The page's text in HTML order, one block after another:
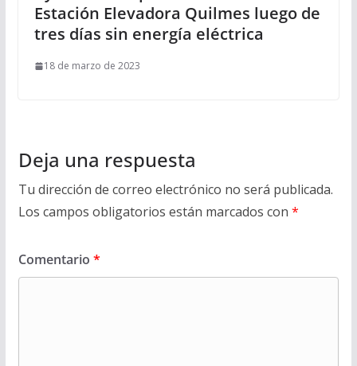
Estación Elevadora Quilmes luego de
tres días sin energía eléctrica
18 de marzo de 2023
Deja una respuesta
Tu dirección de correo electrónico no será publicada.
Los campos obligatorios están marcados con *
Comentario *